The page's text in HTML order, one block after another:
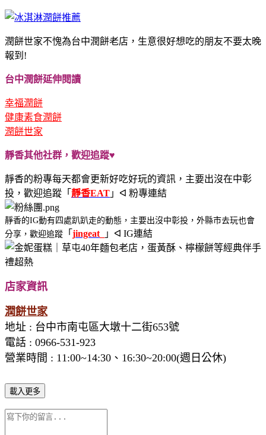
潤餅世家不愧為台中潤餅老店，生意很好想吃的朋友不要太晚
報到!
台中潤餅延伸閱讀
幸福潤餅
健康素食潤餅
潤餅世家
靜香其他社群，歡迎追蹤♥
靜香的粉專每天都會更新好吃好玩的資訊，主要出沒在中彰
投，歡迎追蹤 「 靜香EAT 」ᐊ 粉專連結
靜香的IG動有四處趴趴走的動態，主要出沒中彰投，外縣市去玩也會
分享，歡迎追蹤 「 jingeat_ 」ᐊ IG連結
店家資訊
潤餅世家
地址 : 台中市南屯區大墩十二街653號
電話 : 0966-531-923
營業時間 : 11:00~14:30、16:30~20:00(週日公休)
載入更多